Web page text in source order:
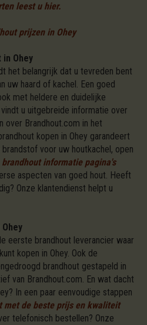
leest u hier.
prijzen in Ohey
Ohey
het belangrijk dat u tevreden bent
uw haard of kachel. Een goed
met heldere en duidelijke
u uitgebreide informatie over
over Brandhout.com in het
kopen in Ohey garandeert
voor uw houtkachel, open
brandhout informatie pagina's
aspecten van goed hout. Heeft
Onze klantendienst helpt u
eerste brandhout leverancier waar
kopen in Ohey. Ook de
brandhout gestapeld in
van Brandhout.com. En wat dacht
In een paar eenvoudige stappen
met de beste prijs en kwaliteit
telefonisch bestellen? Onze